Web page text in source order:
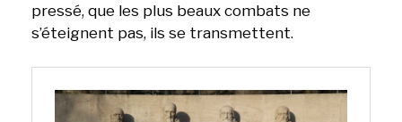
pressé, que les plus beaux combats ne
s’éteignent pas, ils se transmettent.